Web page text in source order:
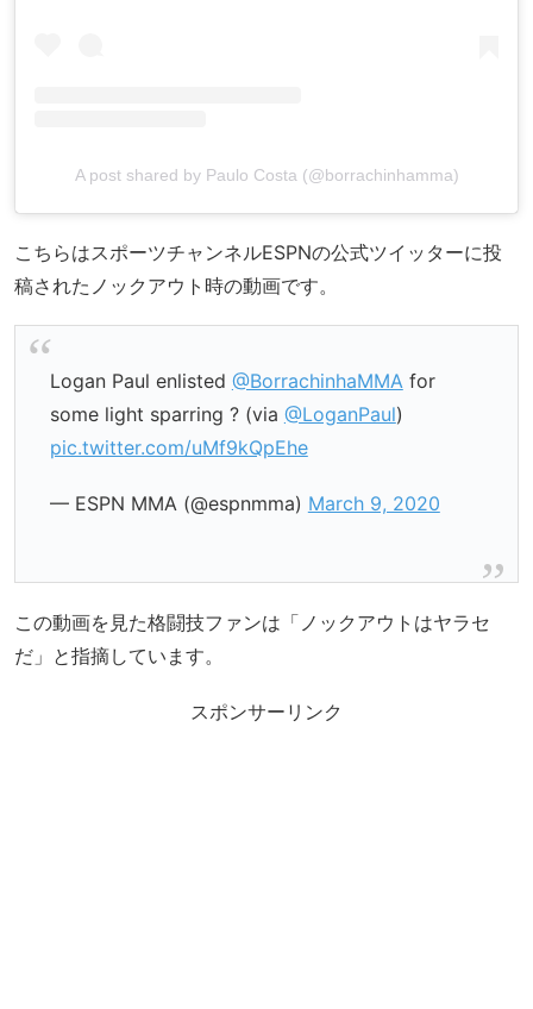
A post shared by Paulo Costa (@borrachinhamma)
こちらはスポーツチャンネルESPNの公式ツイッターに投
稿されたノックアウト時の動画です。
Logan Paul enlisted @BorrachinhaMMAfor
some light sparring ? (via @LoganPaul)
pic.twitter.com/uMf9kQpEhe
— ESPN MMA (@espnmma) March 9, 2020
この動画を見た格闘技ファンは「ノックアウトはヤラセ
だ」と指摘しています。
スポンサーリンク